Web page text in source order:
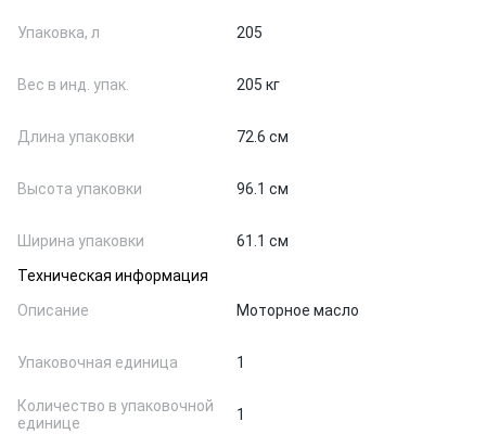
Упаковка, л 205
Вес в инд. упак. 205 кг
Длина упаковки 72.6 см
Высота упаковки 96.1 см
Ширина упаковки
61.1 см
Техническая информация
Описание
Моторное масло
Упаковочная единица 1
Количество в упаковочной
единице
1